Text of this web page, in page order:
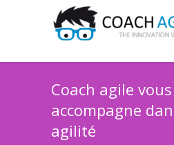
Coach agile vous
accompagne
agilité